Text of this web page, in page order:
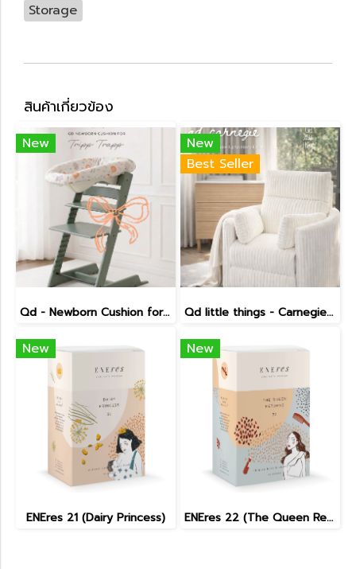
Storage
สินค้าเกี่ยวข้อง
New
Qd - Newborn Cushion for Tripp Trapp
New
Best Seller
Qd little things - Carnegie Electric Recliner
New
ENEres 21 (Dairy Princess)
New
ENEres 22 (The Queen Returns)